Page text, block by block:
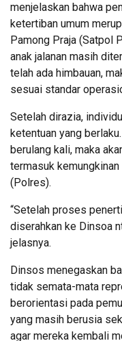
menjelaskan bahwa
ketertiban umum
Pamong Praja (Satpol
anak jalanan masih
telah ada himbauan,
sesuai standar
Setelah dirazia,
ketentuan yang
berulang kali, maka
termasuk
(Polres).
“Setelah proses
diserahkan ke Dinsoa
jelasnya.
Dinsos menegaskan
tidak semata-mata
berorientasi pada
yang masih berusia
agar mereka kembali